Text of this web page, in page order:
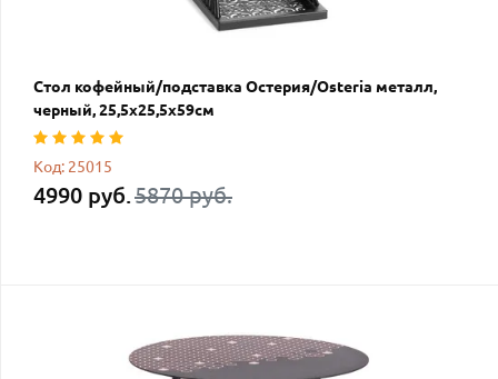
Стол кофейный/подставка Остерия/Osteria металл,
черный, 25,5х25,5х59см
Код: 25015
4990 руб.5870 руб.